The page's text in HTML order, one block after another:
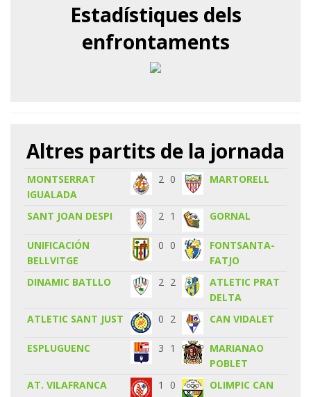
Estadístiques dels
enfrontaments
Altres partits de la jornada
MONTSERRAT
IGUALADA
2 0 MARTORELL
SANT JOAN DESPI 2 1 GORNAL
UNIFICACIÓN
BELLVITGE
0 0
FONTSANTA-
FATJO
DINAMIC BATLLO
2 2
ATLETIC PRAT
DELTA
ATLETIC SANT JUST
0 2 CAN VIDALET
ESPLUGUENC 3 1
MARIANAO
POBLET
AT. VILAFRANCA
1 0
OLIMPIC CAN